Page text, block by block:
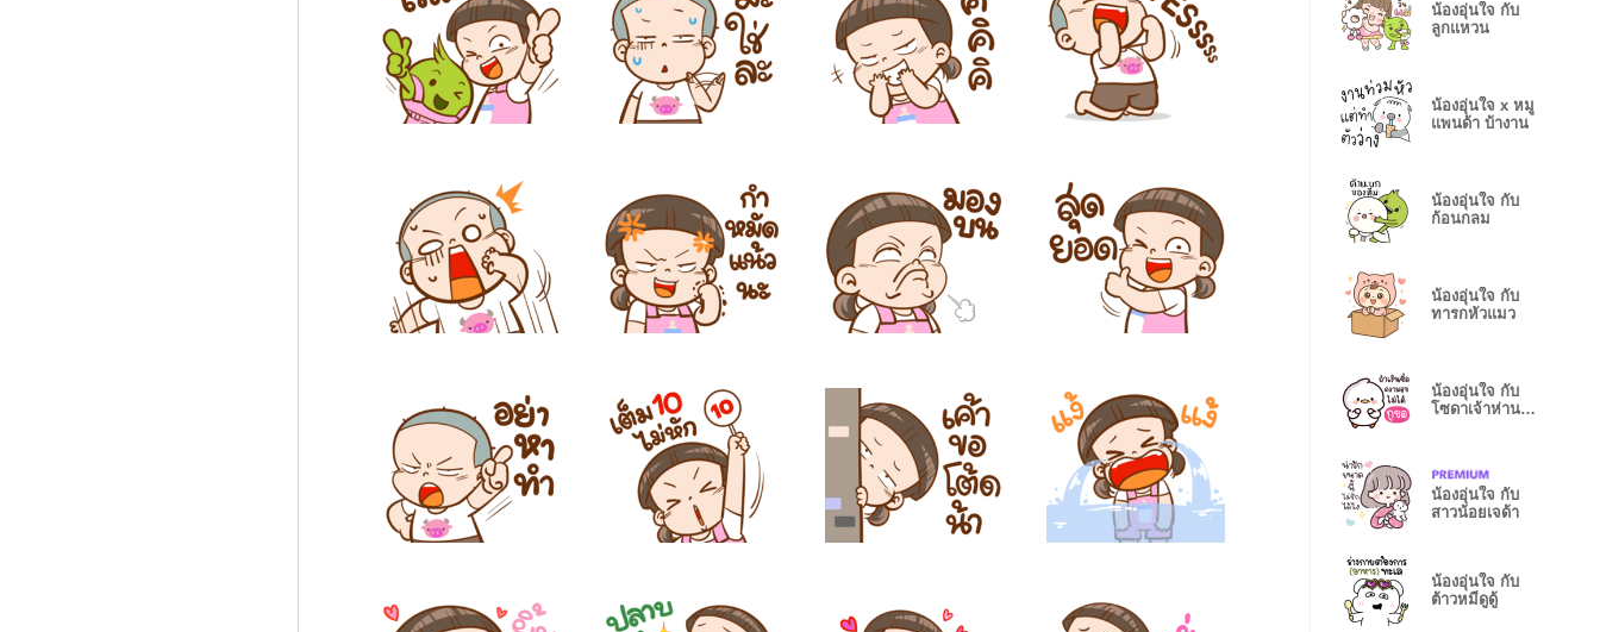
น้องอุ่นใจ กับ
ลูกแหวน
น้องอุ่นใจ x หมู
แพนด้า บ้างาน
น้องอุ่นใจ กับ
ก้อนกลม
น้องอุ่นใจ กับ
ทารกหัวแมว
น้องอุ่นใจ กับ
โซดาเจ้าห่านสี
น้องอุ่นใจ กับ
สาวน้อยเจด้า
น้องอุ่นใจ กับ
ต้าวหมีดูดู้